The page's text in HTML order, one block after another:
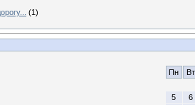
(1)
Пн Вт
5
6